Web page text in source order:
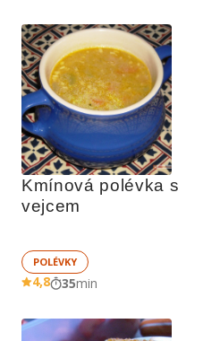
Kmínová polévka s
vejcem
POLÉVKY
4,8 35min